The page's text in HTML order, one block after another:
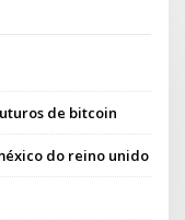
de bitcoin
do reino unido